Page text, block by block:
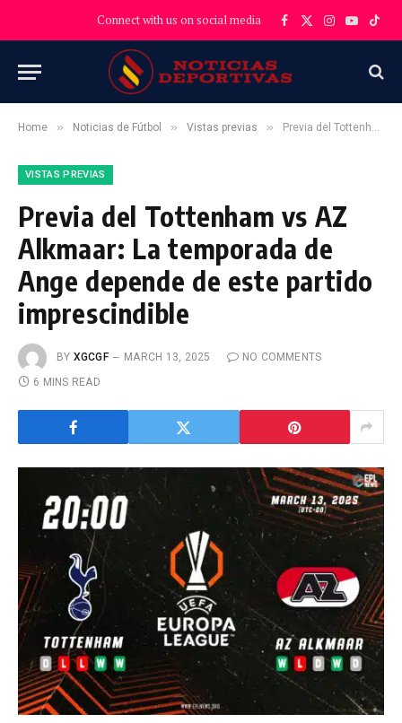
Connect with us on social media Facebook
X
Instagram
YouTube
Home » Noticias de Fútbol » Vistas previas » Previa del Tottenham vs AZ Alkmaar: La temporada de Ange depende de este partido imprescindible
VISTAS PREVIAS
Previa del Tottenham vs AZ
Alkmaar: La temporada de
Ange depende de este partido
imprescindible
BY XGCGF MARCH 13, 2025
NO COMMENTS
6 MINS READ